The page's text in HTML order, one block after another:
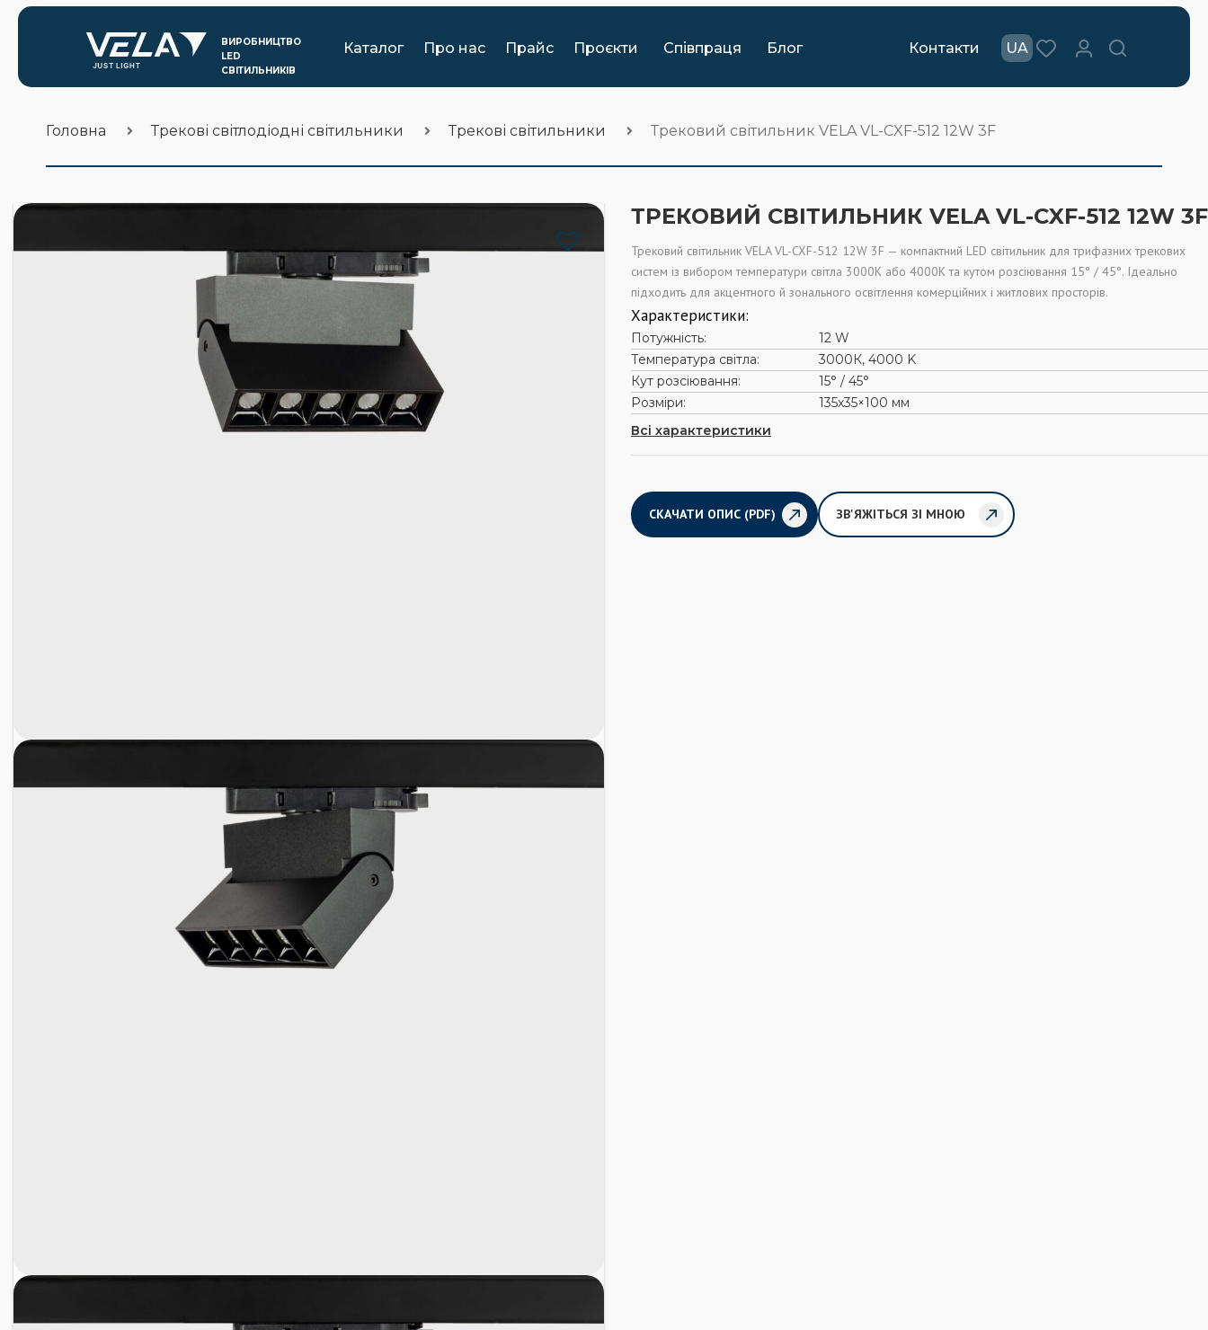
Каталог Про нас Прайс Проєкти Співпраця Блог Контакти UA
Головна Трекові світлодіодні світильники Трекові світильники Трековий світильник VELA VL-CXF-512 12W 3F
ТРЕКОВИЙ СВІТИЛЬНИК VELA VL-CXF-512 12W 3F
Трековий світильник VELA VL-CXF-512 12W 3F — компактний LED світильник для трифазних трекових
систем із вибором температури світла 3000K або 4000K та кутом розсіювання 15° / 45°. Ідеально
підходить для акцентного й зонального освітлення комерційних і житлових просторів.
Характеристики:
Потужність:
12 W
Температура світла:
3000К, 4000 K
Кут розсіювання:
15° / 45°
Розміри:
135х35×100 мм
Всі характеристики
СКАЧАТИ ОПИС (PDF) ЗВ'ЯЖІТЬСЯ ЗІ МНОЮ